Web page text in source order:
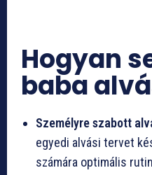
Hogyan
baba
Személyre szabott
egyedi alvási tervet
számára optimális